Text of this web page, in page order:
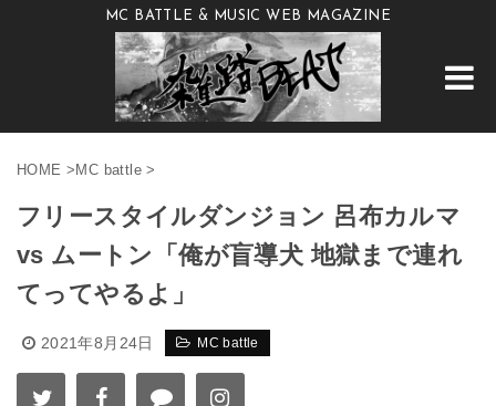
MC BATTLE & MUSIC WEB MAGAZINE
HOME > MC battle >
フリースタイルダンジョン 呂布カルマ
vs ムートン「俺が盲導犬 地獄まで連れ
てってやるよ」
2021年8月24日 MC battle